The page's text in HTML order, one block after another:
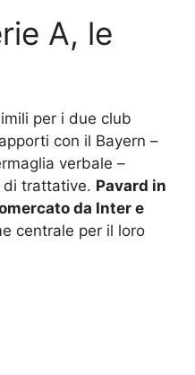
A, le
per i due club
con il Bayern –
verbale –
di trattative. Pavard in
da Inter e
centrale per il loro